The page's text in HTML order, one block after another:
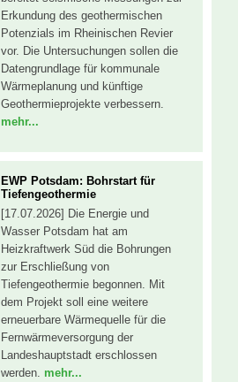
Erkundung des geothermischen
Potenzials im Rheinischen Revier
vor. Die Untersuchungen sollen die
Datengrundlage für kommunale
Wärmeplanung und künftige
Geothermieprojekte verbessern.
mehr...
EWP Potsdam: Bohrstart für
Tiefengeothermie
[17.07.2026] Die Energie und
Wasser Potsdam hat am
Heizkraftwerk Süd die Bohrungen
zur Erschließung von
Tiefengeothermie begonnen. Mit
dem Projekt soll eine weitere
erneuerbare Wärmequelle für die
Fernwärmeversorgung der
Landeshauptstadt erschlossen
werden. mehr...